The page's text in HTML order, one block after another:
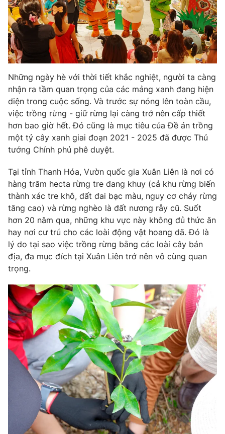
Hậu trường
Nhân vật
Khán giả
Giải sao mai
Điện ảnh
Âm nhạc
Sao
Đời sống
Du lịch
Làm đẹp
Chất lượng cuộc sống
Giáo dục
Tuyển sinh
Học trực tuyến
Công nghệ
Hitech Công nghệ tương lai
Sản phẩm
Thị trường
Giao lưu trực tuyến
Lịch phát sóng
Chuyên mục khác
Emagazine Podcast
Photo Infographic
Video Shorts video
VTV Money VTV Thể thao
VTV Sức khoẻ Bất động sản
Thị trường 24h Tấm lòng Việt
VTV4 Vươn mình bằng AI
VTV8
Liên hệ tòa soạn English
Những ngày hè với thời tiết khắc nghiệt, người ta càng
nhận ra tầm quan trọng của các mảng xanh đang hiện
diện trong cuộc sống. Và trước sự nóng lên toàn cầu,
việc trồng rừng - giữ rừng lại càng trở nên cấp thiết
hơn bao giờ hết. Đó cũng là mục tiêu của Đề án trồng
một tỷ cây xanh giai đoạn 2021 - 2025 đã được Thủ
tướng Chính phủ phê duyệt.
Tại tỉnh Thanh Hóa, Vườn quốc gia Xuân Liên là nơi có
hàng trăm hecta rừng tre đang khuy (cả khu rừng biến
thành xác tre khô, đất đai bạc màu, nguy cơ cháy rừng
tăng cao) và rừng nghèo là đất nương rẫy cũ. Suốt
hơn 20 năm qua, những khu vực này không đủ thức ăn
hay nơi cư trú cho các loài động vật hoang dã. Đó là
lý do tại sao việc trồng rừng bằng các loài cây bản
địa, đa mục đích tại Xuân Liên trở nên vô cùng quan
trọng.